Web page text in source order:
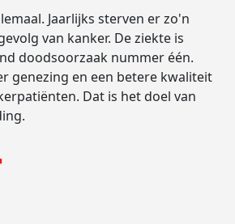
Jaarlijks sterven er zo'n
van kanker. De ziekte is
doodsoorzaak nummer één.
genezing en een betere kwaliteit
Dat is het doel van